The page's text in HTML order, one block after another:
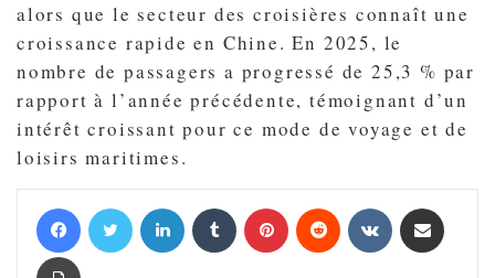
alors que le secteur des croisières connaît une
croissance rapide en Chine. En 2025, le
nombre de passagers a progressé de 25,3 % par
rapport à l’année précédente, témoignant d’un
intérêt croissant pour ce mode de voyage et de
loisirs maritimes.